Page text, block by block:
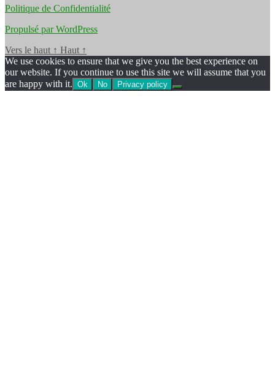
Politique de Confidentialité
Propulsé par WordPress
Vers le haut ↑ Haut ↑
We use cookies to ensure that we give you the best experience on
our website. If you continue to use this site we will assume that you
are happy with it. Ok No Privacy policy